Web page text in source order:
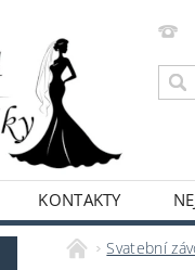
KONTAKTY
Svatební